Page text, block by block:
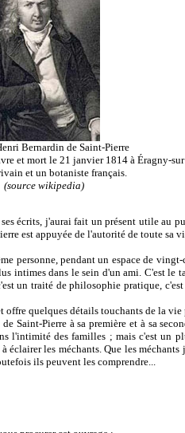
Bernardin de Saint-Pierre
et mort le 21 janvier 1814 à Éragny-sur
et un botaniste français.
(source wikipedia)
écrits, j'aurai fait un présent utile au
est appuyée de l'autorité de toute sa
personne, pendant un espace de
intimes dans le sein d'un ami. C'est le
un traité de philosophie pratique,
quelques détails touchants de la vie
Saint-Pierre à sa première et à sa
l'intimité des familles ; mais c'est un
les méchants. Que les
ils peuvent les comprendre...